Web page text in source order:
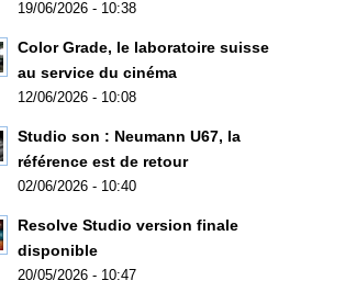
19/06/2026 - 10:38
Color Grade, le laboratoire suisse
au service du cinéma
12/06/2026 - 10:08
Studio son : Neumann U67, la
référence est de retour
02/06/2026 - 10:40
Resolve Studio version finale
disponible
20/05/2026 - 10:47